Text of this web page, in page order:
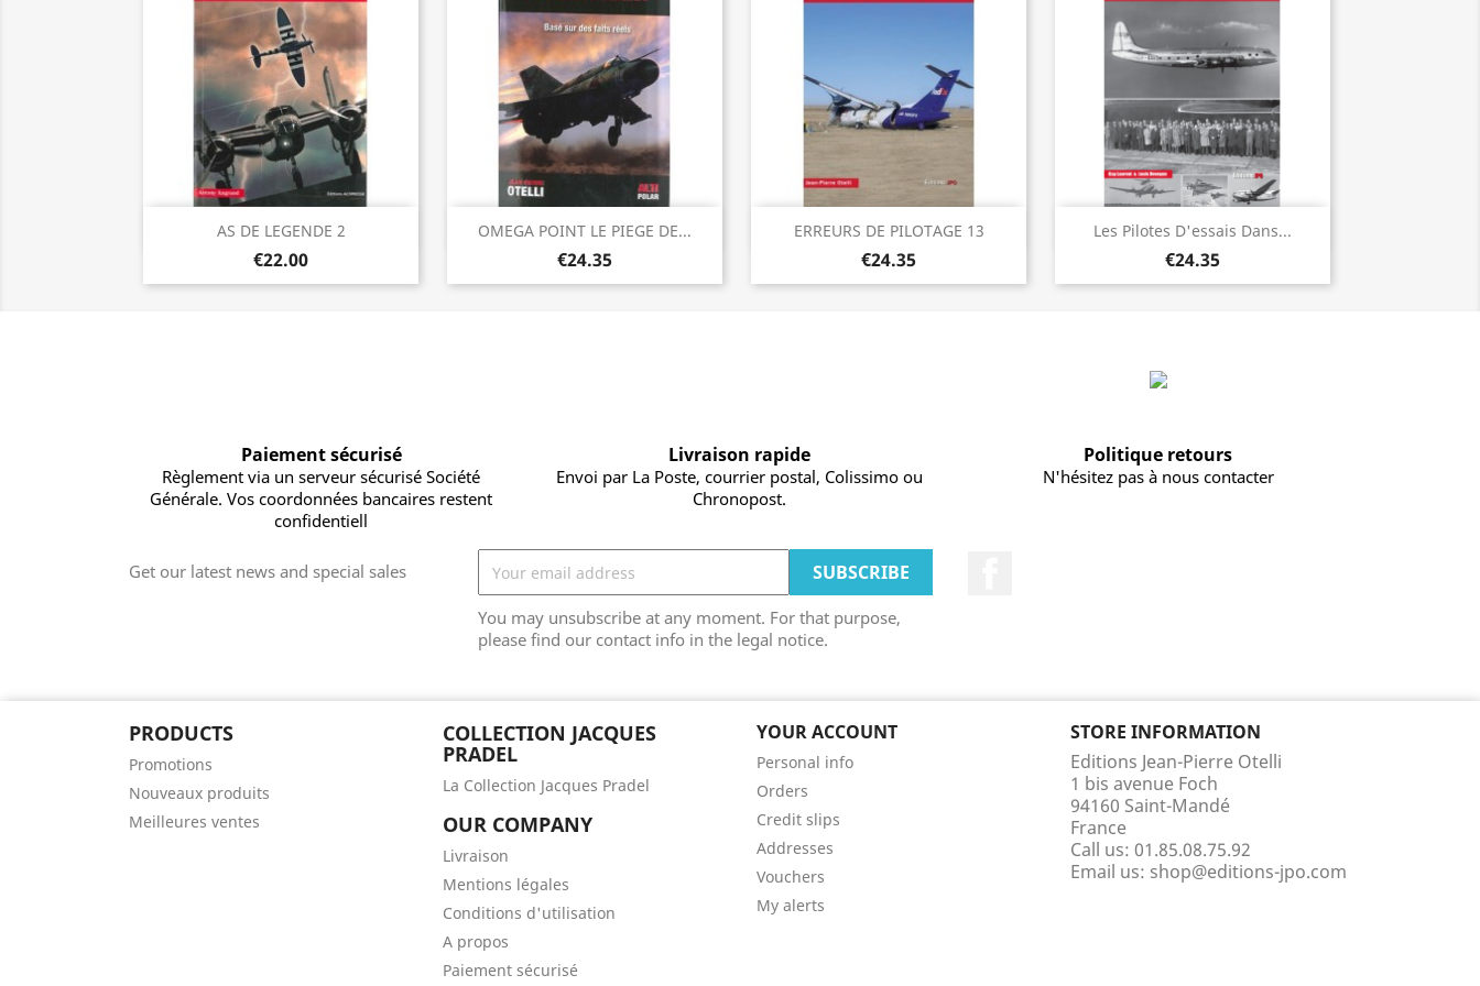
AS DE LEGENDE 2
€22.00
Quick view OMEGA POINT LE PIEGE DE...
€24.35
Quick view ERREURS DE PILOTAGE 13
€24.35
Quick view Les Pilotes D'essais Dans...
€24.35
Quick view
Paiement sécurisé
Règlement via un serveur sécurisé Société
Générale. Vos coordonnées bancaires restent
confidentiell
Livraison rapide
Envoi par La Poste, courrier postal, Colissimo ou
Chronopost.
Politique retours
N'hésitez pas à nous contacter
Get our latest news and special sales
You may unsubscribe at any moment. For that purpose,
please find our contact info in the legal notice.
PRODUCTS
Promotions
Nouveaux produits
Meilleures ventes
COLLECTION JACQUES
PRADEL
La Collection Jacques Pradel
OUR COMPANY
Livraison
Mentions légales
Conditions d'utilisation
A propos
Paiement sécurisé
YOUR ACCOUNT
Personal info
Orders
Credit slips
Addresses
Vouchers
My alerts
STORE INFORMATION
Editions Jean-Pierre Otelli
1 bis avenue Foch
94160 Saint-Mandé
France
Call us: 01.85.08.75.92
Email us: shop@editions-jpo.com